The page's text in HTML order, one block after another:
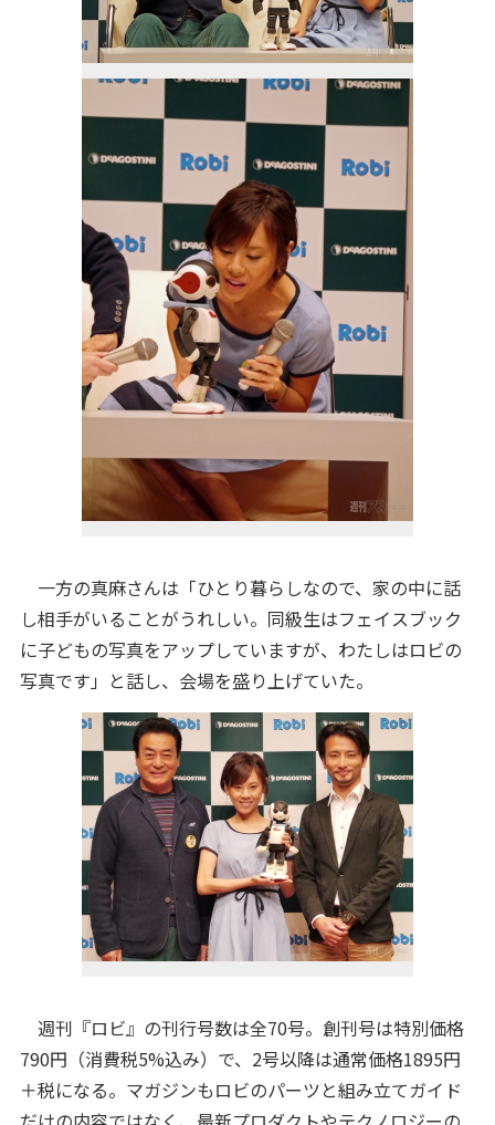
一方の真麻さんは「ひとり暮らしなので、家の中に話
し相手がいることがうれしい。同級生はフェイスブック
に子どもの写真をアップしていますが、わたしはロビの
写真です」と話し、会場を盛り上げていた。
週刊『ロビ』の刊行号数は全70号。創刊号は特別価格
790円（消費税5%込み）で、2号以降は通常価格1895円
＋税になる。マガジンもロビのパーツと組み立てガイド